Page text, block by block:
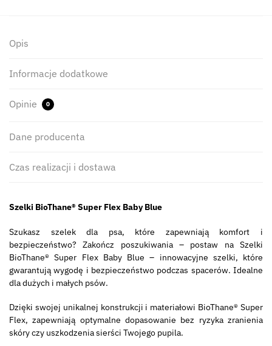
Opis
Informacje dodatkowe
Opinie 0
Dane producenta
Czas realizacji i dostawa
Szelki BioThane® Super Flex Baby Blue
Szukasz szelek dla psa, które zapewniają komfort i
bezpieczeństwo? Zakończ poszukiwania – postaw na Szelki
BioThane® Super Flex Baby Blue – innowacyjne szelki, które
gwarantują wygodę i bezpieczeństwo podczas spacerów. Idealne
dla dużych i małych psów.
Dzięki swojej unikalnej konstrukcji i materiałowi BioThane® Super
Flex, zapewniają optymalne dopasowanie bez ryzyka zranienia
skóry czy uszkodzenia sierści Twojego pupila.